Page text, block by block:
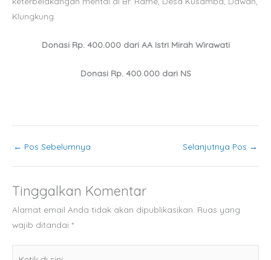
Klungkung.
Donasi Rp. 400.000 dari AA Istri Mirah Wirawati
Donasi Rp. 400.000 dari NS
← Pos Sebelumnya Selanjutnya Pos →
Tinggalkan Komentar
Alamat email Anda tidak akan dipublikasikan. Ruas yang
wajib ditandai *